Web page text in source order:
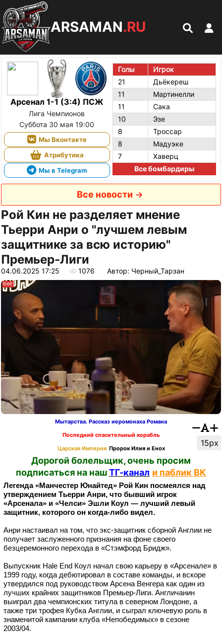
ARSAMAN.RU
Арсенал 1-1 (3:4) ПСЖ
Лига Чемпионов
Суббота 30 мая 19:00
Мы Вконтакте
Атрибутика
Мы в Telegram
Голы
Игрок
21
Дьёкереш
11
Мартинелли
11
Сака
10
Эзе
8
Троссар
8
Мадуэке
7
Хаверц
Все бомбардиры
Все новости
Рой Кин не разделяет мнение
Тьерри Анри о "лучшем левым
защитнике за всю историю"
Премьер-Лиги
04.06.2025 17:25 1076 Автор: Черный_Тарзан
15px
Мытарства. Рассказ иеромонаха Романа
Последний спасительный корабль
Царская Империя Пророк Илия и Енох
Дорогой болельщик, очень просим
подписаться на нашТГ-канал и паблик ВК
Легенда «Манчестер Юнайтед» Рой Кин посмеялся над
утверждением Тьерри Анри, что бывший игрок
«Арсенала» и «Челси» Эшли Коул — лучший левый
защитник, которого он когда-либо видел.
Анри настаивал на том, что экс-защитник сборной Англии не
получает заслуженного признания на фоне своего
безцеремонного перехода в «Стэмфорд Бридж».
Выпускник Hale End Коул начал свою карьеру в «Арсенале» в
1999 году, когда дебютировал в составе команды, и вскоре
утвердился под руководством Арсена Венгера как один из
лучших крайних защитников Премьер-Лиги. Англичанин
выиграл два чемпионских титула в северном Лондоне, а
также три трофея Кубка Англии, и сыграл ключевую роль в
знаменитой кампании клуба «Непобедимых» в сезоне
2003/04.